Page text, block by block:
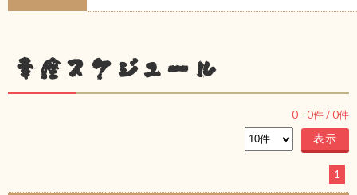
幸座スケジュール
0 - 0件 /0件
1